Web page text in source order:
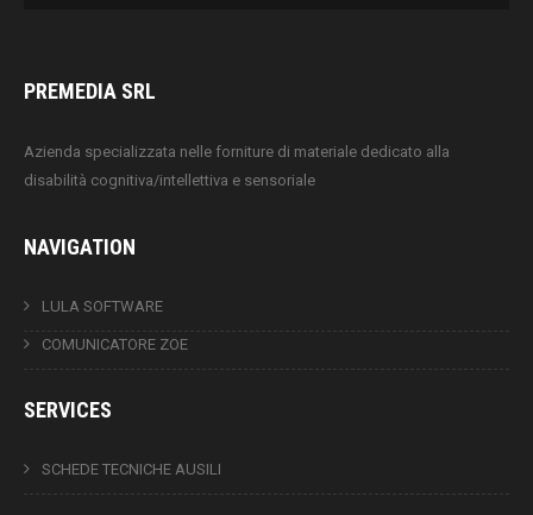
PREMEDIA SRL
Azienda specializzata nelle forniture di materiale dedicato alla
disabilità cognitiva/intellettiva e sensoriale
NAVIGATION
LULA SOFTWARE
COMUNICATORE ZOE
SERVICES
SCHEDE TECNICHE AUSILI